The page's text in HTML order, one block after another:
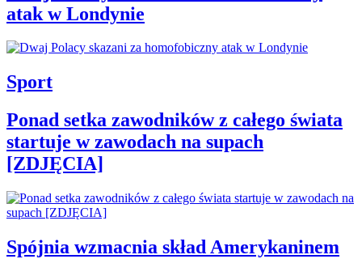
atak w Londynie
Sport
Ponad setka zawodników z całego świata
startuje w zawodach na supach
[ZDJĘCIA]
Spójnia wzmacnia skład Amerykaninem